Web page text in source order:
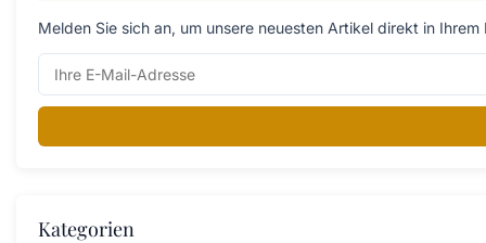
Melden Sie sich an, um unsere neuesten Artikel direkt in
Kategorien